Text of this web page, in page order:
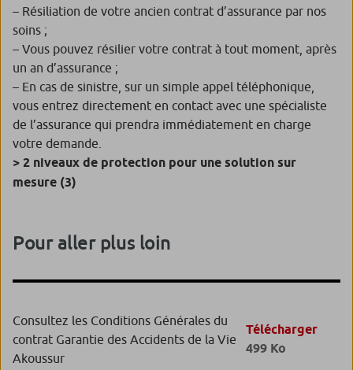
– Résiliation de votre ancien contrat d’assurance par nos
soins ;
– Vous pouvez résilier votre contrat à tout moment, après
un an d’assurance ;
– En cas de sinistre, sur un simple appel téléphonique,
vous entrez directement en contact avec une spécialiste
de l’assurance qui prendra immédiatement en charge
votre demande.
> 2 niveaux de protection pour une solution sur
mesure (3)
Pour aller plus loin
Consultez les Conditions Générales du
contrat Garantie des Accidents de la Vie
Akoussur
Télécharger
499 Ko